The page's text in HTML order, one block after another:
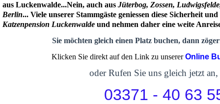
aus Luckenwalde...Nein, auch aus Jüterbog, Zossen,
Berlin... Viele unserer Stammgäste geniessen diese Sicherheit
Katzenpension Luckenwalde und nehmen daher eine weite
Sie möchten gleich einen Platz buchen, dann
Klicken Sie direkt auf den Link zu unsererOnline
oder Rufen Sie uns gleich jetzt an,
03371 - 40 63